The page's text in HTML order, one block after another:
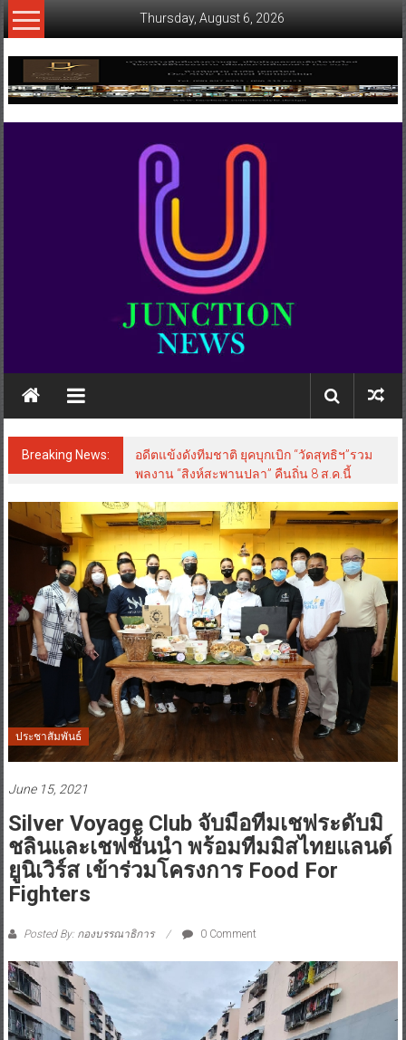
Skip
to
Thursday, August 6, 2026
www.ujunctionnews.com
เว็บ
ข่าว
Breaking News:
อดีตแข้งดังทีมชาติ ยุคบุกเบิก “วัดสุทธิฯ”รวม
พลงาน “สิงห์สะพานปลา” คืนถิ่น 8 ส.ค.นี้
ประชาสัมพันธ์
June 15, 2021
Silver Voyage Club จับมือทีมเชฟระดับมิ
ชลินและเชฟชั้นนำ พร้อมทีมมิสไทยแลนด์
ยูนิเวิร์ส เข้าร่วมโครงการ Food For
Fighters
Posted By: กองบรรณาธิการ 0 Comment